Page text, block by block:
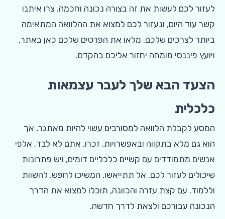
לעזור לכם לעשות את זה בצורה נכונה וחכמה. צרו איתנו
קשר עוד היום, ונעזור לכם למצוא את ההלוואה המתאימה
ביותר לצרכים שלכם. מלאו את הפרטים שלכם כאן באתר,
ויועץ פיננסי מומחה יחזור אליכם בהקדם.
הצעד הבא שלך לעבר עצמאות
כלכלית
המסע לקבלת הלוואה למסורבים עשוי להיות מאתגר, אך
הוא גם מלא בתקווה ובאפשרויות. זכרו, אתם לא לבד. אלפי
אנשים מתמודדים עם קשיים כלכליים דומים, ויש פתרונות
שיכולים לעזור לכם. אל תתייאשו, המשיכו לחפש, להשוות
וללמוד. עם קצת עזרה והכוונה, תוכלו למצוא את הדרך
הנכונה עבורכם ולצאת לדרך חדשה.